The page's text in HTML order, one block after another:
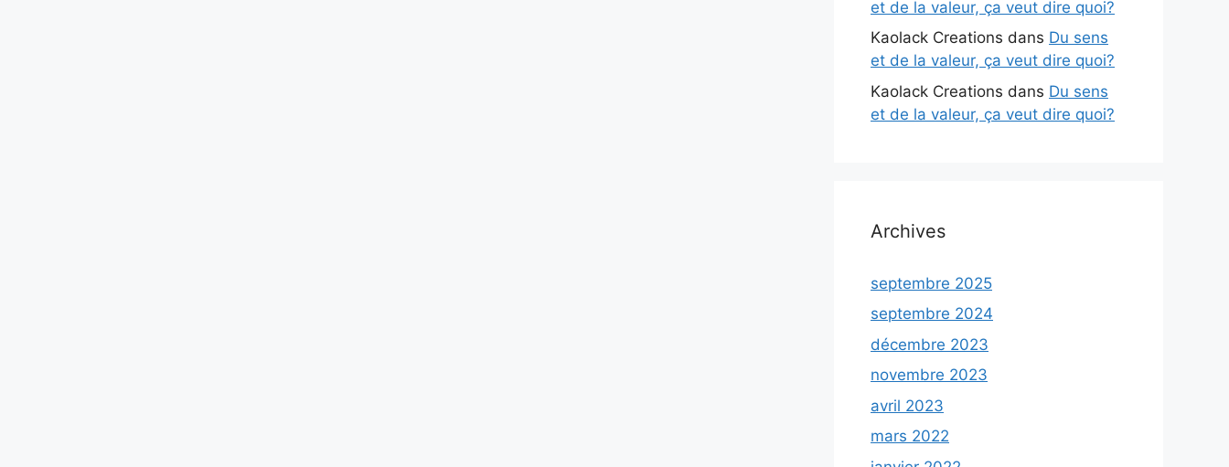
et de la valeur, ça veut dire quoi?
Kaolack Creations dans Du sens
et de la valeur, ça veut dire quoi?
Kaolack Creations dans Du sens
et de la valeur, ça veut dire quoi?
Archives
septembre 2025
septembre 2024
décembre 2023
novembre 2023
avril 2023
mars 2022